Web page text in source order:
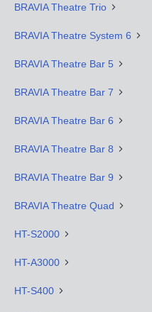
BRAVIA Theatre Trio
BRAVIA Theatre System 6
BRAVIA Theatre Bar 5
BRAVIA Theatre Bar 7
BRAVIA Theatre Bar 6
BRAVIA Theatre Bar 8
BRAVIA Theatre Bar 9
BRAVIA Theatre Quad
HT-S2000
HT-A3000
HT-S400